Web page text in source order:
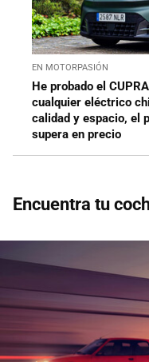
EN MOTORPASIÓN
He probado el
cualquier eléctrico
calidad y espacio, el
supera en precio
Encuentra tu